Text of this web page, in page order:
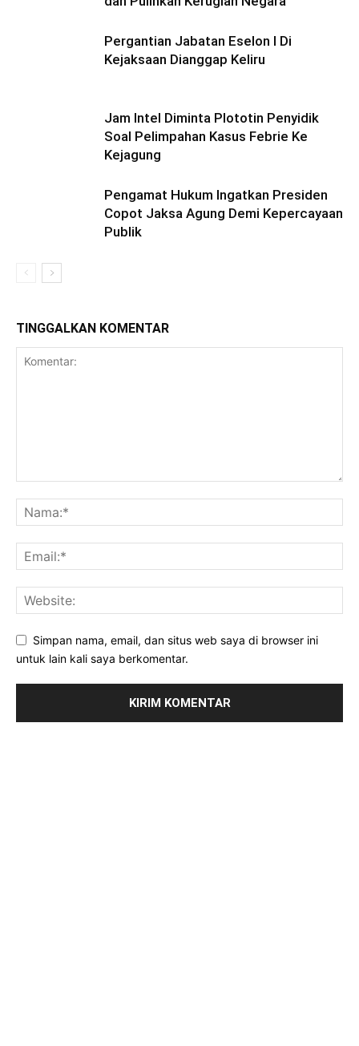
Pergantian Jabatan Eselon I Di
Kejaksaan Dianggap Keliru
Jam Intel Diminta Plototin Penyidik
Soal Pelimpahan Kasus Febrie Ke
Kejagung
Pengamat Hukum Ingatkan Presiden
Copot Jaksa Agung Demi Kepercayaan
Publik
TINGGALKAN KOMENTAR
Simpan nama, email, dan situs web saya di browser ini
untuk lain kali saya berkomentar.